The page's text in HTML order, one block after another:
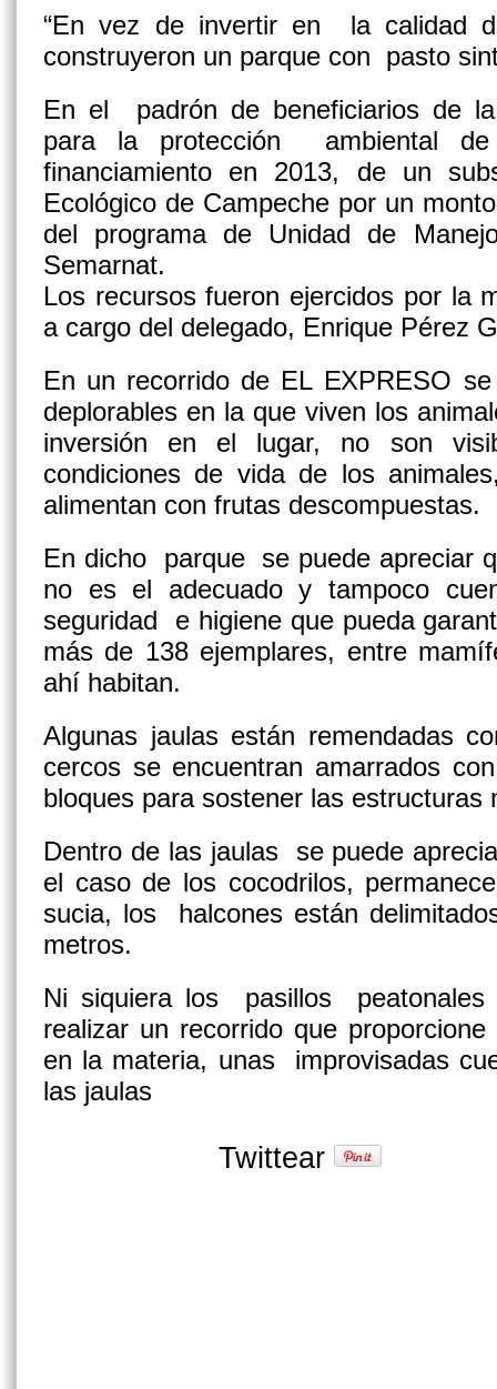
“En vez de invertir en la calidad
construyeron un parque con pasto
En el padrón de beneficiarios de
para la protección ambiental
financiamiento en 2013, de un
Ecológico de Campeche por un
del programa de Unidad de
Semarnat.
Los recursos fueron ejercidos por la
a cargo del delegado, Enrique Pérez
En un recorrido de EL EXPRESO
deplorables en la que viven los
inversión en el lugar, no son
condiciones de vida de los
alimentan con frutas descompuestas.
En dicho parque se puede apreciar
no es el adecuado y tampoco
seguridad e higiene que pueda
más de 138 ejemplares, entre
ahí habitan.
Algunas jaulas están remendadas
cercos se encuentran amarrados
bloques para sostener las estructuras
Dentro de las jaulas se puede
el caso de los cocodrilos,
sucia, los halcones están
metros.
Ni siquiera los pasillos
realizar un recorrido que
en la materia, unas improvisadas
las jaulas
Twittear